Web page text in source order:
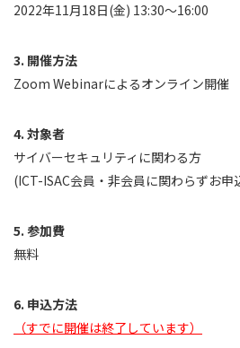
2022年11月18日(金) 13:30～16:00
開催方法
Zoom Webinarによるオンライン開催
対象者
サイバーセキュリティに関わる方
(ICT-ISAC会員・非会員に関わらずお申
参加費
無料
申込方法
（すでに開催は終了しています）